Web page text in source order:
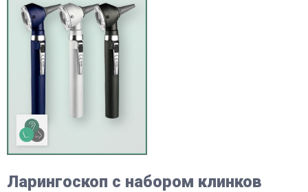
Ларингоскоп с набором клинков